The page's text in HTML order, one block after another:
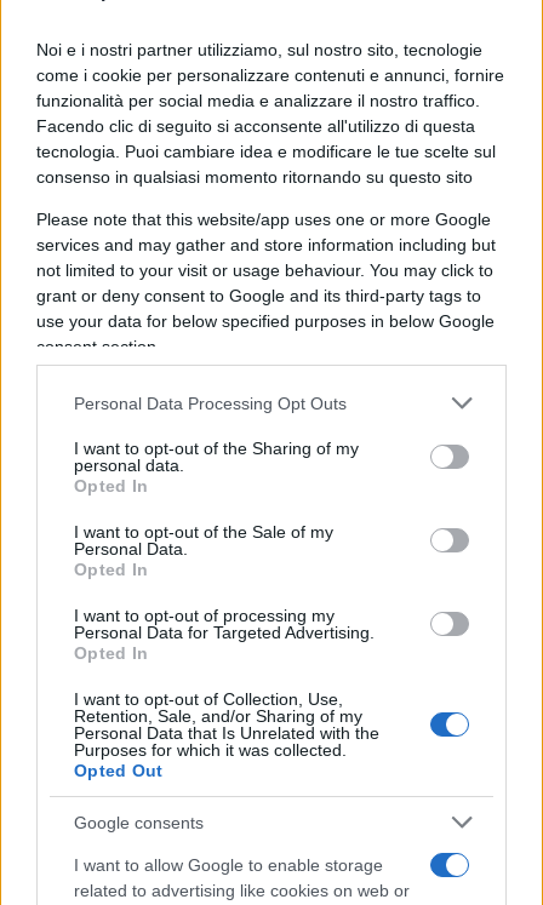
Noi e i nostri partner utilizziamo, sul nostro sito, tecnologie
come i cookie per personalizzare contenuti e annunci, fornire
funzionalità per social media e analizzare il nostro traffico.
Facendo clic di seguito si acconsente all'utilizzo di questa
tecnologia. Puoi cambiare idea e modificare le tue scelte sul
consenso in qualsiasi momento ritornando su questo sito
Please note that this website/app uses one or more Google
services and may gather and store information including but
not limited to your visit or usage behaviour. You may click to
grant or deny consent to Google and its third-party tags to
use your data for below specified purposes in below Google
consent section.
Personal Data Processing Opt Outs
I want to opt-out of the Sharing of my
personal data.
Opted In
I want to opt-out of the Sale of my
Personal Data.
Opted In
I want to opt-out of processing my
Personal Data for Targeted Advertising.
Opted In
I want to opt-out of Collection, Use,
Retention, Sale, and/or Sharing of my
Personal Data that Is Unrelated with the
Purposes for which it was collected.
Opted Out
Google consents
I want to allow Google to enable storage
related to advertising like cookies on web or
l’attuale situazione nel territorio degli Yanomami è
a dir poco catastrofica”. “La situazione delle
migliaia di Yanomami che vivono sul lato
venezuelano del confine è terribile e non riceve
quasi nessuna attenzione da parte dei media”. I
minatori stanno lavorando in nuove aree del
Venezuela con il sostegno della dittatura
venezuelana. Attualmente è in corso un’epidemia
di malaria e molti Yanomami sono morti anche in
Venezuela ma i numeri non sono noti.
Le cifre citate dallaong Survival rappresentano
quasi certamente una sottostima della situazione
reale, poiché per la loro sicurezza le squadre
sanitarie non visitano le aree più remote del
Comando Capitale) e il Comando Vermelho
(Comando Rosso) sono due delle più grandi bande
narcocriminali organizzate del Brasile e dominano
oggi nelle riserve Yanomami.
Paolo Manzo, 20 gennaio 2024